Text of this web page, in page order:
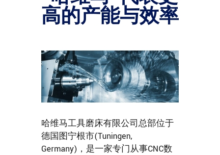
高的产能与效率
哈维马工具磨床有限公司总部位于
德国图宁根市(Tuningen,
Germany)，是一家专门从事CNC数